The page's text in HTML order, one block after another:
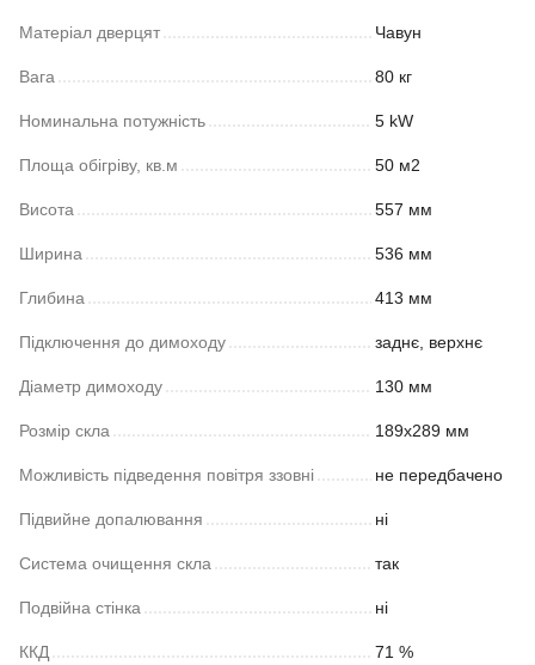
Матеріал дверцят Чавун
Вага 80 кг
Номинальна потужність 5 kW
Площа обігріву, кв.м 50 м2
Висота 557 мм
Ширина 536 мм
Глибина 413 мм
Підключення до димоходу заднє, верхнє
Діаметр димоходу 130 мм
Розмір скла 189х289 мм
Можливість підведення повітря ззовні не передбачено
Підвийне допалювання ні
Система очищення скла так
Подвійна стінка ні
ККД 71 %